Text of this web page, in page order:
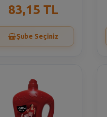
83,15 TL
Şube Seçiniz